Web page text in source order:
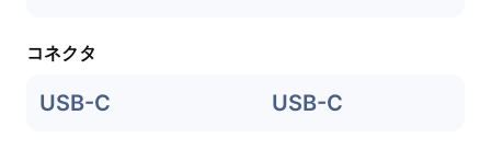
コネクタ
USB-C USB-C